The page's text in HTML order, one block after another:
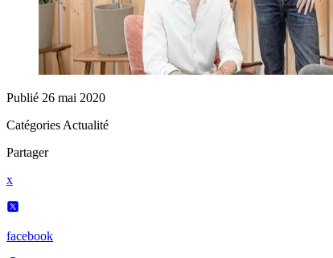
Publié 26 mai 2020
Catégories Actualité
Partager
x
facebook